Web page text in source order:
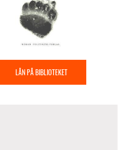
LÅN PÅ BIBLIOTEKET